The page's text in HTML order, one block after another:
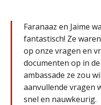
Faranaaz en Jaime
fantastisch! Ze
op onze vragen en
documenten op in
ambassade ze zou
aanvullende vragen
snel en nauwkeurig.